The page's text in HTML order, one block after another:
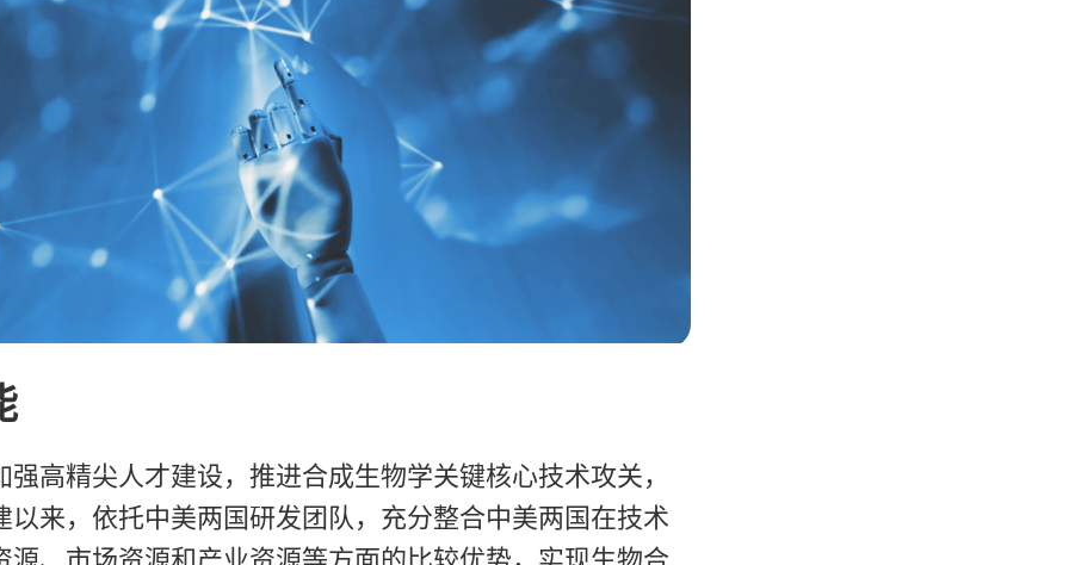
强高精尖人才建设，推进合成生物学关键核心技术攻关，
以来，依托中美两国研发团队，充分整合中美两国在技术